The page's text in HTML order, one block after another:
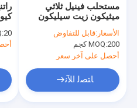
20 كجم
مستحلب فينيل ثلاثي
ميثيكون زيت سيليكون
BT-6156
الأسعار:قابل للتفاوض
MOQ:200 كجم
أحصل على آخر سعر
ﺎﺘﺼﻟ ﺍﻶﻧ